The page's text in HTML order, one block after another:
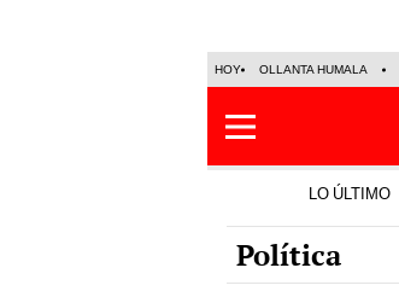
HOY OLLANTA HUMALA
LO ÚLTIMO
Política